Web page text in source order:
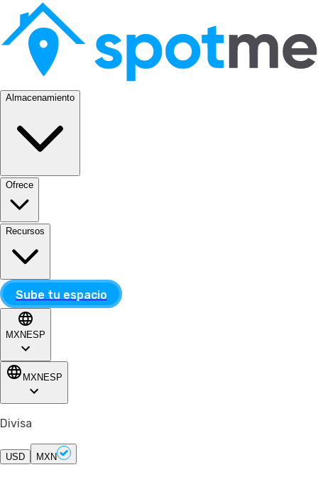
Almacenamiento
Ofrece
Recursos
Sube tu espacio
MXN ESP
MXN ESP
Divisa
USD MXN